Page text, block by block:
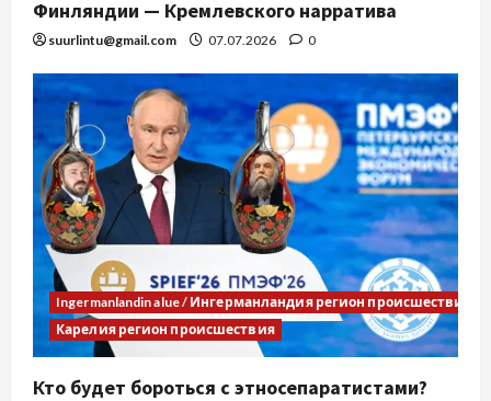
Финляндии — Кремлевского нарратива
suurlintu@gmail.com 07.07.2026 0
Ingermanlandin alue / Ингерманландия регион происшествия
Карелия регион происшествия
Кто будет бороться с этносепаратистами?